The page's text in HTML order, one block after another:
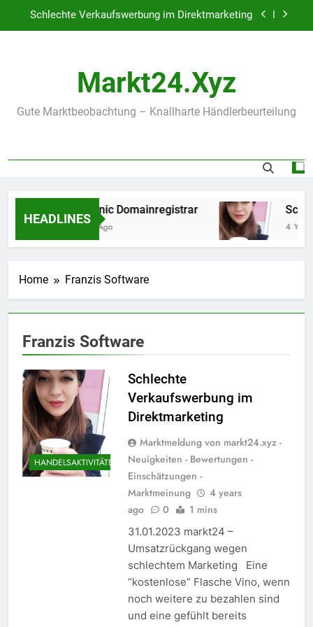
Schlechte Verkaufswerbung im Direktmarketing
Schlechte Verkaufswerbung im Direktmarketing
Markt24.xyz
Gute Marktbeobachtung – Knallharte Händlerbeurteilung
HEADLINES
onlinenic Domainregistrar
3 Years Ago 4
Home Franzis Software
Franzis Software
HANDELSAKTIVITÄTEN
Schlechte
Verkaufswerbung im
Direktmarketing
Marktmeldung von markt24.xyz -
Neuigkeiten - Bewertungen -
Einschätzungen -
Marktmeinung
4 years
ago
0 1 mins
31.01.2023 markt24 –
Umsatzrückgang wegen
schlechtem Marketing Eine
“kostenlose” Flasche Vino, wenn
noch weitere zu bezahlen sind
und eine gefühlt bereits